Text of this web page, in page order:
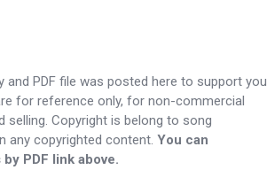
and PDF file was posted here to support you
for reference only, for non-commercial
selling. Copyright is belong to song
any copyrighted content. You can
PDF link above.